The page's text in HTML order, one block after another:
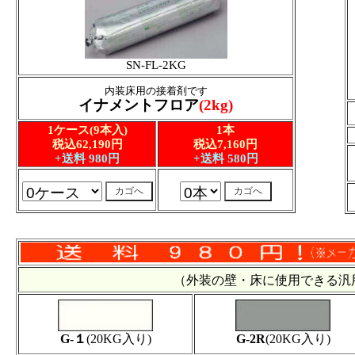
SN-FL-2KG
内装床用の接着剤です
イナメントフロア(2kg)
1ケース(9本入)
税込62,190円
+送料 980円
1本
税込7,160円
+送料 580円
（外装の壁・床に使用できる
G-１(20KG入り) G-2R(20KG入り)